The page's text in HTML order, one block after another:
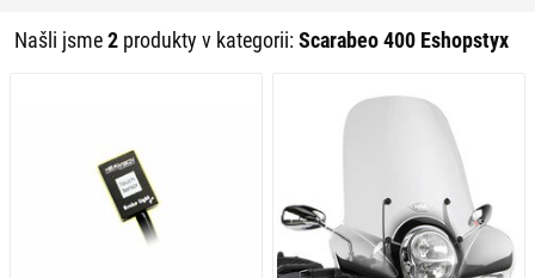
Našli jsme2 produkty v kategorii:Scarabeo 400 Eshopstyx